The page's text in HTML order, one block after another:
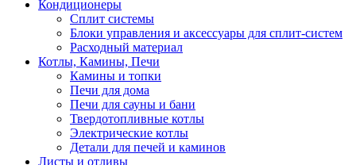
Кондиционеры
Сплит системы
Блоки управления и аксессуары для сплит-систем
Расходный материал
Котлы, Камины, Печи
Камины и топки
Печи для дома
Печи для сауны и бани
Твердотопливные котлы
Электрические котлы
Детали для печей и каминов
Листы и отливы